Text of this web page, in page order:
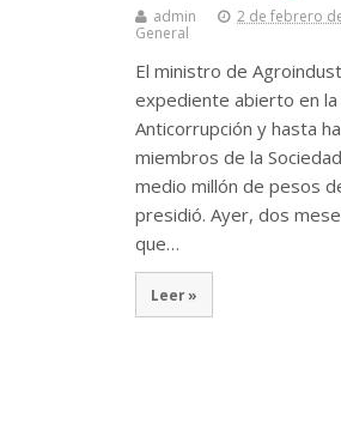
admin 2 de febrero
General
El ministro de
expediente abierto en la
Anticorrupción y hasta
miembros de la
medio millón de pesos
presidió. Ayer, dos
que…
Leer »